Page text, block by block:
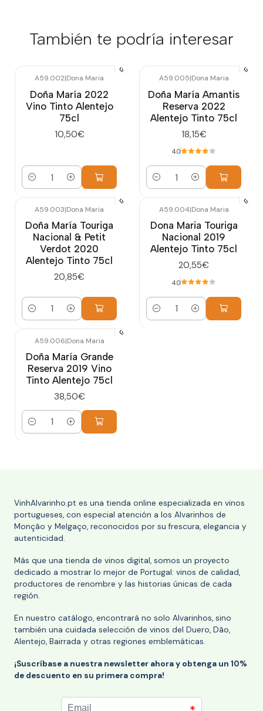
También te podría interesar
A59.002|Dona Maria
Doña María 2022
Vino Tinto Alentejo
75cl
10,50€
Cantidad
A59.005|Dona Maria
Doña María Amantis
Reserva 2022
Alentejo Tinto 75cl
18,15€
4.0
Cantidad
A59.003|Dona Maria
Doña María Touriga
Nacional & Petit
Verdot 2020
Alentejo Tinto 75cl
20,85€
Cantidad
A59.004|Dona Maria
Dona Maria Touriga
Nacional 2019
Alentejo Tinto 75cl
20,55€
4.0
Cantidad
A59.006|Dona Maria
Doña María Grande
Reserva 2019 Vino
Tinto Alentejo 75cl
38,50€
Cantidad
VinhAlvarinho.pt es una tienda online especializada en vinos
portugueses, con especial atención a los Alvarinhos de
Monção y Melgaço, reconocidos por su frescura, elegancia y
autenticidad.
Más que una tienda de vinos digital, somos un proyecto
dedicado a mostrar lo mejor de Portugal: vinos de calidad,
productores de renombre y las historias únicas de cada
región.
En nuestro catálogo, encontrará no solo Alvarinhos, sino
también una cuidada selección de vinos del Duero, Dão,
Alentejo, Bairrada y otras regiones emblemáticas.
¡Suscríbase a nuestra newsletter ahora y obtenga un 10%
de descuento en su primera compra!